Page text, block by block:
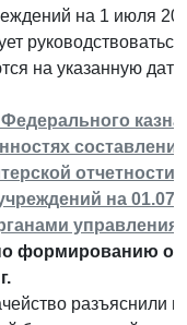
на 1 июля
на указанную дату.
на
формированию
разъяснили